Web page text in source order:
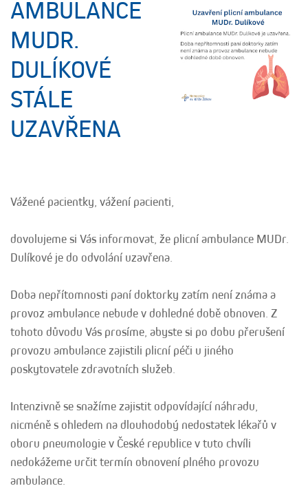
AMBULANCE
MUDR.
DULÍKOVÉ
STÁLE
UZAVŘENA
Vážené pacientky, vážení pacienti,
dovolujeme si Vás informovat, že plicní ambulance MUDr.
Dulíkové je do odvolání uzavřena.
Doba nepřítomnosti paní doktorky zatím není známa a
provoz ambulance nebude v dohledné době obnoven. Z
tohoto důvodu Vás prosíme, abyste si po dobu přerušení
provozu ambulance zajistili plicní péči u jiného
poskytovatele zdravotních služeb.
Intenzivně se snažíme zajistit odpovídající náhradu,
nicméně s ohledem na dlouhodobý nedostatek lékařů v
oboru pneumologie v České republice v tuto chvíli
nedokážeme určit termín obnovení plného provozu
ambulance.